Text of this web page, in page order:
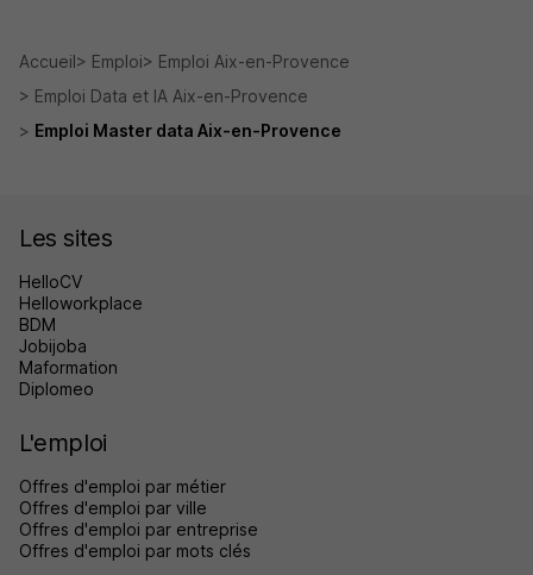
Accueil Emploi
Emploi Aix-en-Provence
Emploi Data et IA Aix-en-Provence
Emploi Master data Aix-en-Provence
Les sites
HelloCV
Helloworkplace
BDM
Jobijoba
Maformation
Diplomeo
L'emploi
Offres d'emploi par métier
Offres d'emploi par ville
Offres d'emploi par entreprise
Offres d'emploi par mots clés